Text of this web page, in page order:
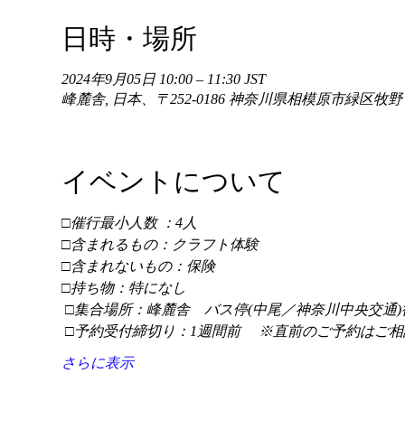
日時・場所
2024年9月05日 10:00 – 11:30 JST
峰麓舎, 日本、〒252-0186 神奈川県相模原市緑区牧
イベントについて
□催行最小人数 ：4人
□含まれるもの：クラフト体験
□含まれないもの：保険
□持ち物：特になし
□集合場所：峰麓舎　バス停(中尾／神奈川中央交通)
□予約受付締切り：1週間前 　※直前のご予約はご
さらに表示